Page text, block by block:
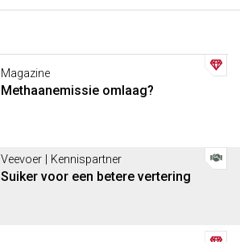
Magazine
Methaanemissie omlaag?
Veevoer | Kennispartner
Suiker voor een betere vertering